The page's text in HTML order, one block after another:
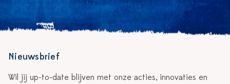
Nieuwsbrief
Wil jij up-to-date blijven met onze acties, innovaties en